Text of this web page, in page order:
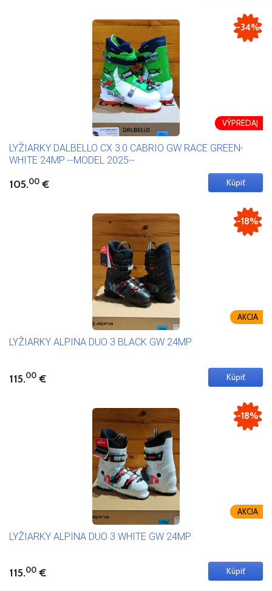
VÝPREDAJ
LYŽIARKY DALBELLO CX 3.0 CABRIO GW RACE GREEN-
WHITE 24MP --MODEL 2025--
105.00 €
-34%
AKCIA
LYŽIARKY ALPINA DUO 3 BLACK GW 24MP
115.00 €
-18%
AKCIA
LYŽIARKY ALPINA DUO 3 WHITE GW 24MP
115.00 €
-18%